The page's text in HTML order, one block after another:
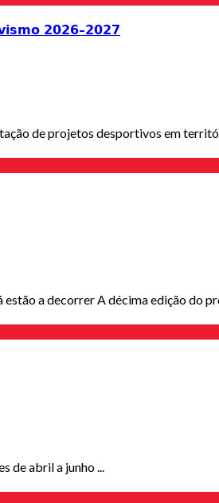
𝟮𝟬𝟮𝟲-𝟮𝟬𝟮𝟳
de projetos desportivos em
a decorrer A décima edição do
de abril a junho ...